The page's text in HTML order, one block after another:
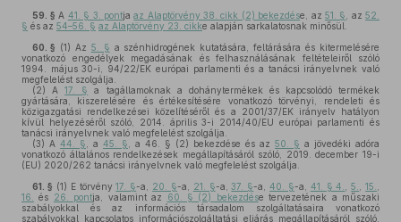
59. § A 41. § 3. pontjaaz Alaptörvény 38. cikk (2) bekezdése, az 51. § , az 52.
§ és az 54–56. § az Alaptörvény 23. cikke alapján sarkalatosnak minősül.
60. § (1) Az 5. § a szénhidrogének kutatására, feltárására és kitermelésére
vonatkozó engedélyek megadásának és felhasználásának feltételeiről szóló
1994. május 30-i, 94/22/EK európai parlamenti és a tanácsi irányelvnek való
megfelelést szolgálja.
(2) A17. §
a tagállamoknak a dohánytermékek és kapcsolódó termékek
gyártására, kiszerelésére és értékesítésére vonatkozó törvényi, rendeleti és
közigazgatási rendelkezései közelítéséről és a 2001/37/EK irányelv hatályon
kívül helyezéséről szóló, 2014. április 3-i 2014/40/EU európai parlamenti és
tanácsi irányelvnek való megfelelést szolgálja.
(3) A 44. § , a 45. § , a 46. § (2) bekezdése és az 50. § a jövedéki adóra
vonatkozó általános rendelkezések megállapításáról szóló, 2019. december 19-i
(EU) 2020/262 tanácsi irányelvnek való megfelelést szolgálja.
61. § (1) E törvény17. §-a, 20. §-a, 21. §-a,37. §-a,40. §-a, 41. § 4. ,5. ,15.
16.
és 26. pontja, valamint az 60. § (2) bekezdése tervezetének a műszaki
szabályokkal és az információs társadalom szolgáltatásaira vonatkozó
szabályokkal kapcsolatos információszolgáltatási eljárás megállapításáról szóló,